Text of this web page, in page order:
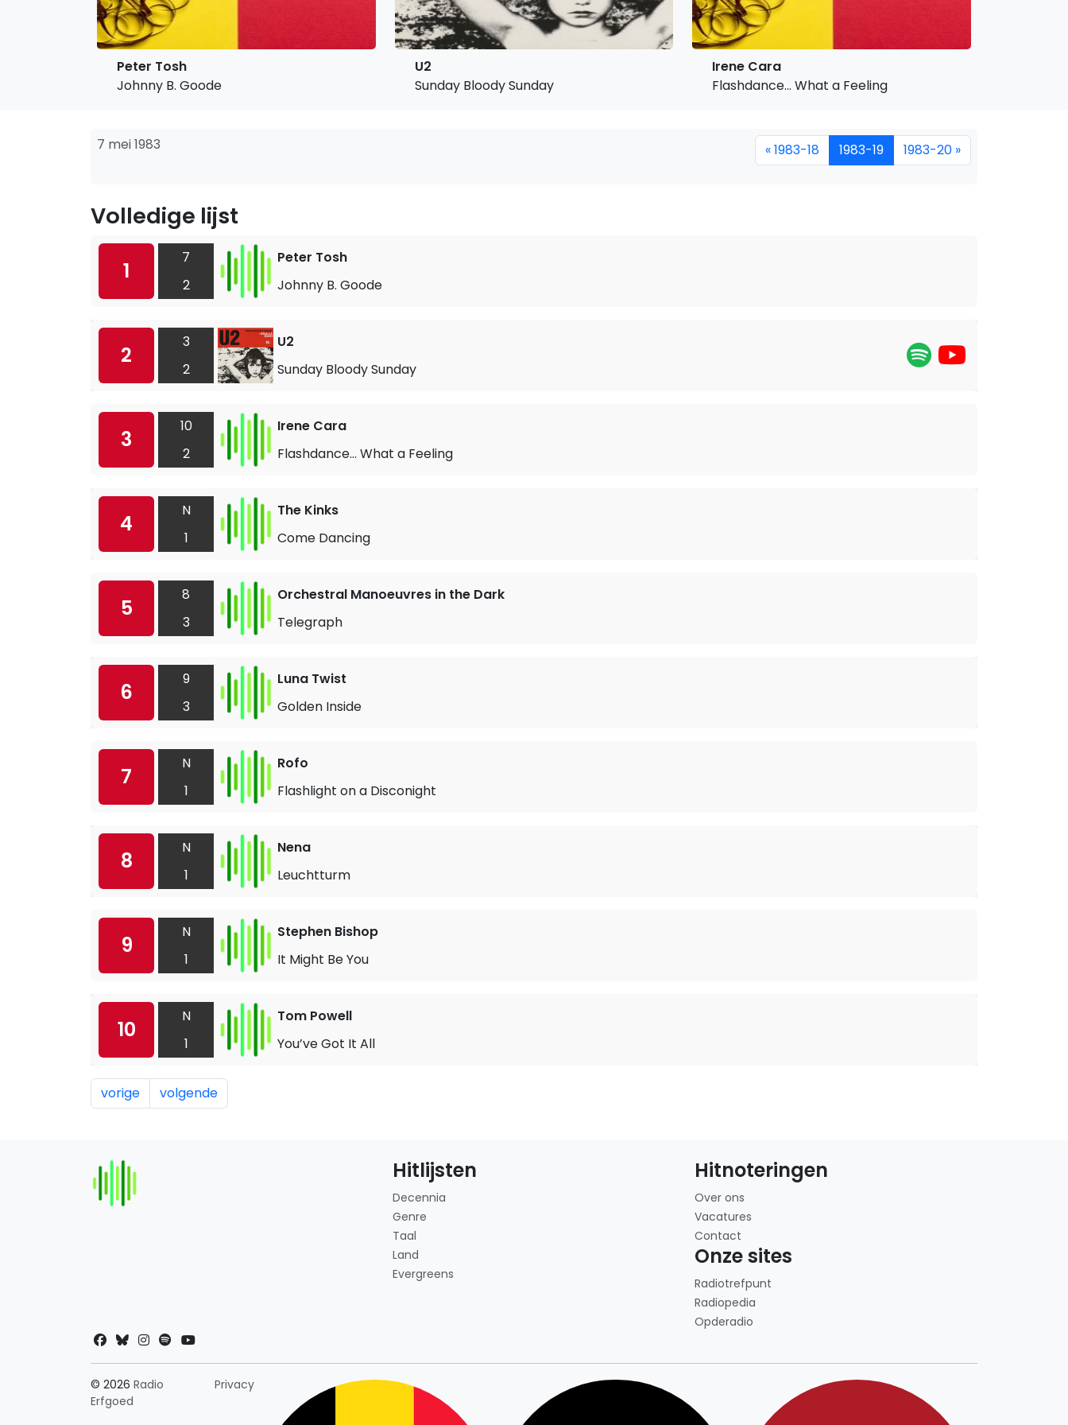
Peter Tosh
Johnny B. Goode
U2
Sunday Bloody Sunday
Irene Cara
Flashdance… What a Feeling
7 mei 1983 « 1983-18 1983-19 1983-20 »
Volledige lijst
1
7
2
Peter Tosh
Johnny B. Goode
2
3
2
U2
Sunday Bloody Sunday
3
10
2
Irene Cara
Flashdance… What a Feeling
4
N
1
The Kinks
Come Dancing
5
8
3
Orchestral Manoeuvres in the Dark
Telegraph
6
9
3
Luna Twist
Golden Inside
7
N
1
Rofo
Flashlight on a Disconight
8
N
1
Nena
Leuchtturm
9
N
1
Stephen Bishop
It Might Be You
10
N
1
Tom Powell
You’ve Got It All
vorige volgende
Hitlijsten
Decennia
Genre
Taal
Land
Evergreens
Hitnoteringen
Over ons
Vacatures
Contact
Onze sites
Radiotrefpunt
Radiopedia
Opderadio
© 2026 Radio
Erfgoed
PrivacyLandkeuze